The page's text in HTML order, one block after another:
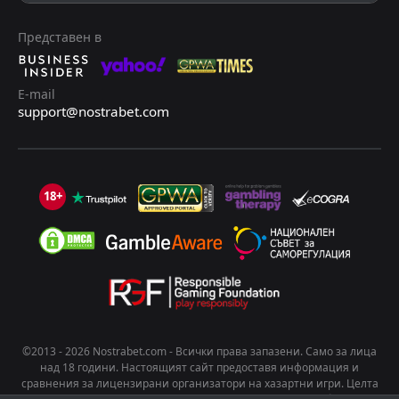
14:00
18Apr
Гьозтепе
12Apr
Касъмпаша
FT
Гьозтепе
1
FT
04Apr
Генчлербирлиги
0
2
Аланияспор
2
Представен в
E-mail
support@nostrabet.com
18+
©2013 - 2026 Nostrabet.com - Всички пpaвa зaпaзeни. Само за лица
над 18 години. Настоящият сайт предоставя информация и
сравнения за лицензирани организатори на хазартни игри. Целта